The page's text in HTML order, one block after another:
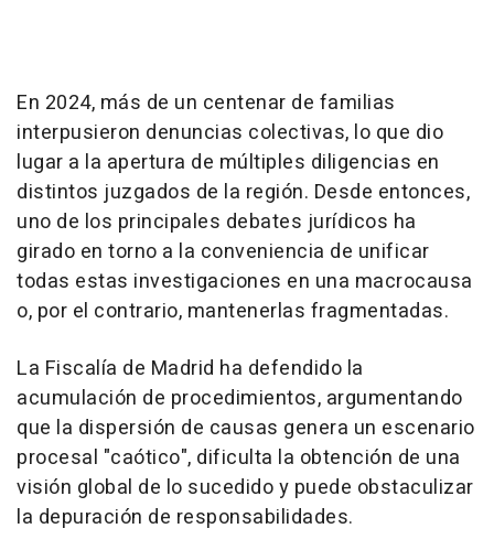
En 2024, más de un centenar de familias
interpusieron denuncias colectivas, lo que dio
lugar a la apertura de múltiples diligencias en
distintos juzgados de la región. Desde entonces,
uno de los principales debates jurídicos ha
girado en torno a la conveniencia de unificar
todas estas investigaciones en una macrocausa
o, por el contrario, mantenerlas fragmentadas.
La Fiscalía de Madrid ha defendido la
acumulación de procedimientos, argumentando
que la dispersión de causas genera un escenario
procesal "caótico", dificulta la obtención de una
visión global de lo sucedido y puede obstaculizar
la depuración de responsabilidades.